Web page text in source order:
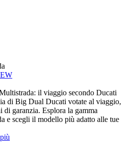
il viaggio secondo Ducati
di Big Dual Ducati votate al viaggio,
di garanzia. Esplora la gamma
e scegli il modello più adatto alle tue